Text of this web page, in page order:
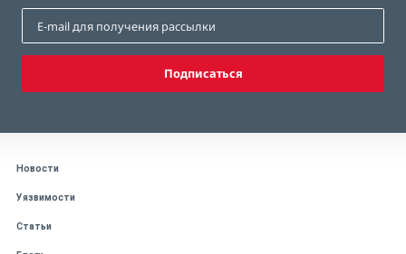
Подписаться
Новости
Уязвимости
Статьи